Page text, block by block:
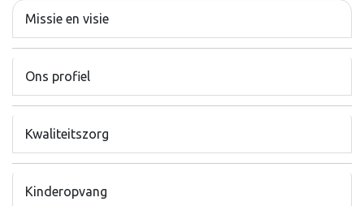
Missie en visie
Ons profiel
Kwaliteitszorg
Kinderopvang